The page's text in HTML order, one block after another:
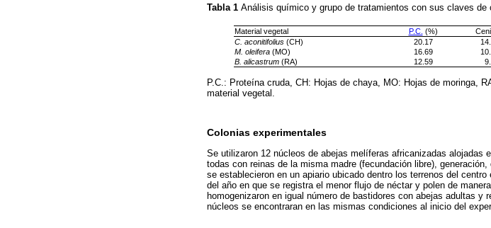
Tabla 1 Análisis químico y grupo de tratamientos con sus claves
Material vegetal P.C. (%)
C. aconitifolius (CH) 20.17
M. oleifera (MO) 16.69
B. alicastrum (RA) 12.59
P.C.: Proteína cruda, CH: Hojas de chaya, MO: Hojas de moringa,
material vegetal.
Colonias experimentales
Se utilizaron 12 núcleos de abejas melíferas africanizadas alojadas
todas con reinas de la misma madre (fecundación libre),
se establecieron en un apiario ubicado dentro los terrenos del
del año en que se registra el menor flujo de néctar y polen de
homogenizaron en igual número de bastidores con abejas adultas
núcleos se encontraran en las mismas condiciones al inicio del